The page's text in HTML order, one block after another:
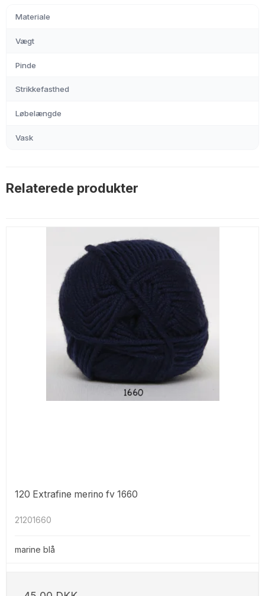
Materiale
Vægt
Pinde
Strikkefasthed
Løbelængde
Vask
Relaterede produkter
120 Extrafine merino fv 1660
21201660
marine blå